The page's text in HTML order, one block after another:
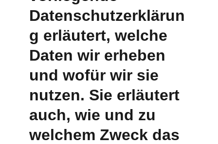
Datenschutzerklärun
g erläutert, welche
Daten wir erheben
und wofür wir sie
nutzen. Sie erläutert
auch, wie und zu
welchem Zweck das